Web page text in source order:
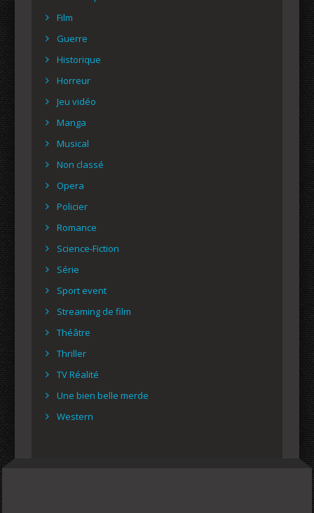
Film
Guerre
Historique
Horreur
Jeu vidéo
Manga
Musical
Non classé
Opera
Policier
Romance
Science-Fiction
Série
Sport event
Streaming de film
Théâtre
Thriller
TV Réalité
Une bien belle merde
Western